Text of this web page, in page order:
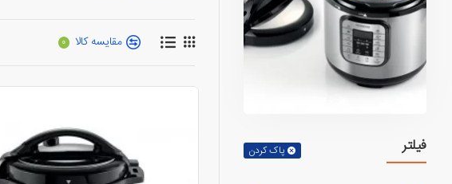
فیلتر پاک کردن
زودپز ها وسایلی بسیار خطرناک هستند اما
بسیار ایمن میباشد که در صورت افزایش
مقایسه کالا 0